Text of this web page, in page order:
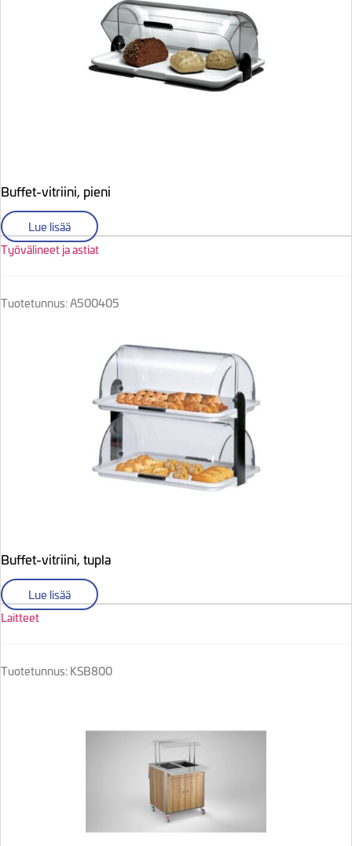
Buffet-vitriini, pieni
Lue lisää
Työvälineet ja astiat
Tuotetunnus: A500405
Buffet-vitriini, tupla
Lue lisää
Laitteet
Tuotetunnus: KSB800